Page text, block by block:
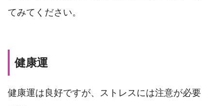
てみてください。
健康運
健康運は良好ですが、ストレスには注意が必要